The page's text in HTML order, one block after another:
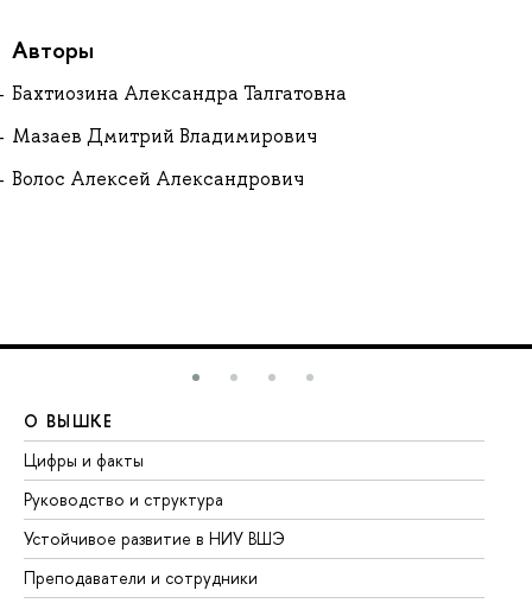
Авторы
Бахтиозина Александра Талгатовна
Мазаев Дмитрий Владимирович
Волос Алексей Александрович
О ВЫШКЕ
Цифры и факты
Руководство и структура
Устойчивое развитие в НИУ ВШЭ
Преподаватели и сотрудники